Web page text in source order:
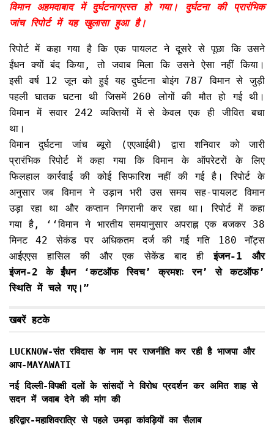
विमान अहमदाबाद में दुर्घटनाग्रस्त हो गया। दुर्घटना की प्रारंभिक
जांच रिपोर्ट में यह खुलासा हुआ है।
रिपोर्ट में कहा गया है कि एक पायलट ने दूसरे से पूछा कि उसने
ईंधन क्यों बंद किया, तो जवाब मिला कि उसने ऐसा नहीं किया।
इसी वर्ष 12 जून को हुई यह दुर्घटना बोइंग 787 विमान से जुड़ी
पहली घातक घटना थी जिसमें 260 लोगों की मौत हो गई थी।
विमान में सवार 242 व्यक्तियों में से केवल एक ही जीवित बचा
था।
विमान दुर्घटना जांच ब्यूरो (एएआईबी) द्वारा शनिवार को जारी
प्रारंभिक रिपोर्ट में कहा गया कि विमान के ऑपरेटरों के लिए
फिलहाल कार्रवाई की कोई सिफारिश नहीं की गई है। रिपोर्ट के
अनुसार जब विमान ने उड़ान भरी उस समय सह-पायलट विमान
उड़ा रहा था और कप्तान निगरानी कर रहा था। रिपोर्ट में कहा
गया है, ‘‘विमान ने भारतीय समयानुसार अपराह्न एक बजकर 38
मिनट 42 सेकंड पर अधिकतम दर्ज की गई गति 180 नॉट्स
आईएएस हासिल की और एक सेकेंड बाद हीइंजन-1 और
इंजन-2 के ईंधन ‘कटऑफ स्विच’ क्रमशः रन’ से कटऑफ’
स्थिति में चले गए।”
खबरें हटके
LUCKNOW-संत रविदास के नाम पर राजनीति कर रही है भाजपा और
आप-MAYAWATI
नई दिल्ली-विपक्षी दलों के सांसदों ने विरोध प्रदर्शन कर अमित शाह से
सदन में जवाब देने की मांग की
हरिद्वार-महाशिवरात्रि से पहले उमड़ा कांवड़ियों का सैलाब